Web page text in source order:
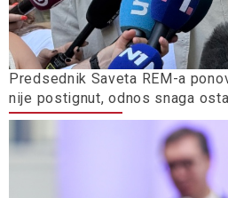
Predsednik Saveta REM-a
nije postignut, odnos snaga